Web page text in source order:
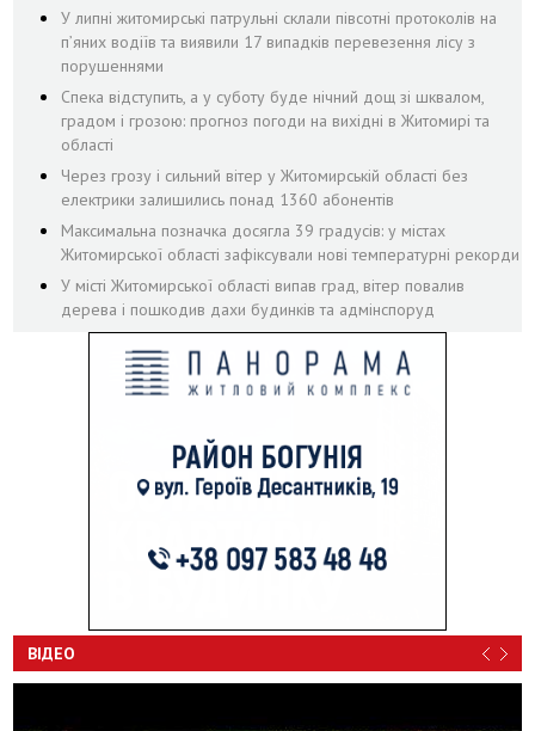
У липні житомирські патрульні склали півсотні протоколів на
пʼяних водіїв та виявили 17 випадків перевезення лісу з
порушеннями
Спека відступить, а у суботу буде нічний дощ зі шквалом,
градом і грозою: прогноз погоди на вихідні в Житомирі та
області
Через грозу і сильний вітер у Житомирській області без
електрики залишились понад 1360 абонентів
Максимальна позначка досягла 39 градусів: у містах
Житомирської області зафіксували нові температурні рекорди
У місті Житомирської області випав град, вітер повалив
дерева і пошкодив дахи будинків та адмінспоруд
ВІДЕО